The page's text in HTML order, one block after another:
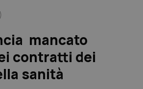
mancato
contratti dei
sanità